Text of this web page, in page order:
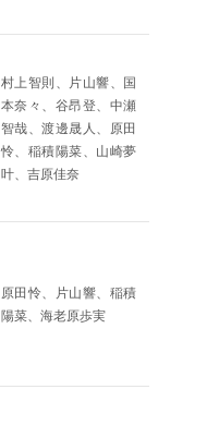
村上智則、片山響、国
本奈々、谷昂登、中瀬
智哉、渡邊晟人、原田
怜、稲積陽菜、山崎夢
叶、吉原佳奈
原田怜、片山響、稲積
陽菜、海老原歩実